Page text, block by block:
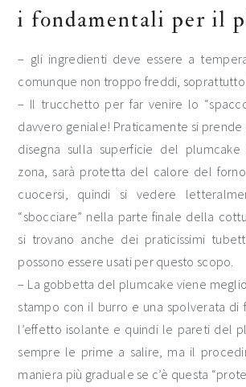
i fondamentali per il
– gli ingredienti deve essere a
comunque non troppo freddi, soprattutto
– Il trucchetto per far venire lo
davvero geniale! Praticamente si
disegna sulla superficie del plumcake
zona, sarà protetta del calore del
cuocersi, quindi si vedere
“sbocciare” nella parte finale della
si trovano anche dei praticissimi
possono essere usati per questo scopo.
– La gobbetta del plumcake viene
stampo con il burro e una spolverata di
l’effetto isolante e quindi le pareti del
sempre le prime a salire, ma il
maniera più graduale se c’è questa